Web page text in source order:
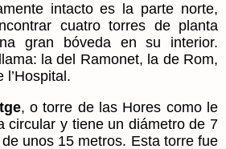
intacto es la parte norte,
cuatro torres de planta
gran bóveda en su interior.
la del Ramonet, la de Rom,
l’Hospital.
, o torre de las Hores como le
circular y tiene un diámetro de 7
unos 15 metros. Esta torre fue